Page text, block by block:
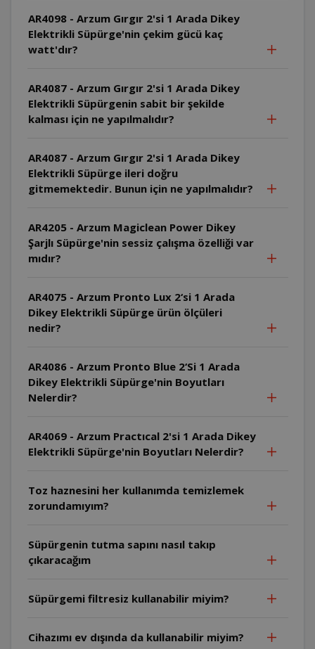
AR4098 - Arzum Gırgır 2'si 1 Arada Dikey
Elektrikli Süpürge'nin çekim gücü kaç
watt'dır?
AR4087 - Arzum Gırgır 2'si 1 Arada Dikey
Elektrikli Süpürgenin sabit bir şekilde
kalması için ne yapılmalıdır?
AR4087 - Arzum Gırgır 2'si 1 Arada Dikey
Elektrikli Süpürge ileri doğru
gitmemektedir. Bunun için ne yapılmalıdır?
AR4205 - Arzum Magiclean Power Dikey
Şarjlı Süpürge'nin sessiz çalışma özelliği var
mıdır?
AR4075 - Arzum Pronto Lux 2‘si 1 Arada
Dikey Elektrikli Süpürge ürün ölçüleri
nedir?
AR4086 - Arzum Pronto Blue 2‘Si 1 Arada
Dikey Elektrikli Süpürge'nin Boyutları
Nelerdir?
AR4069 - Arzum Practıcal 2'si 1 Arada Dikey
Elektrikli Süpürge'nin Boyutları Nelerdir?
Toz haznesini her kullanımda temizlemek
zorundamıyım?
Süpürgenin tutma sapını nasıl takıp
çıkaracağım
Süpürgemi filtresiz kullanabilir miyim?
Cihazımı ev dışında da kullanabilir miyim?